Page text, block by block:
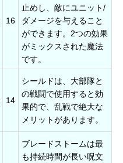
16
止めし、敵にユニット/
ダメージを与えること
ができます。2つの効果
がミックスされた魔法
です。
14
シールドは、大部隊と
の戦闘で使用すると効
果的で、乱戦で絶大な
メリットがあります。
ブレードストームは最
も持続時間が長い呪文